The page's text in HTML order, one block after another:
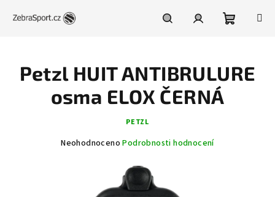
košík
Petzl HUIT ANTIBRULURE
osma ELOX ČERNÁ
PETZL
Průměrné
Neohodnoceno Podrobnosti hodnocení